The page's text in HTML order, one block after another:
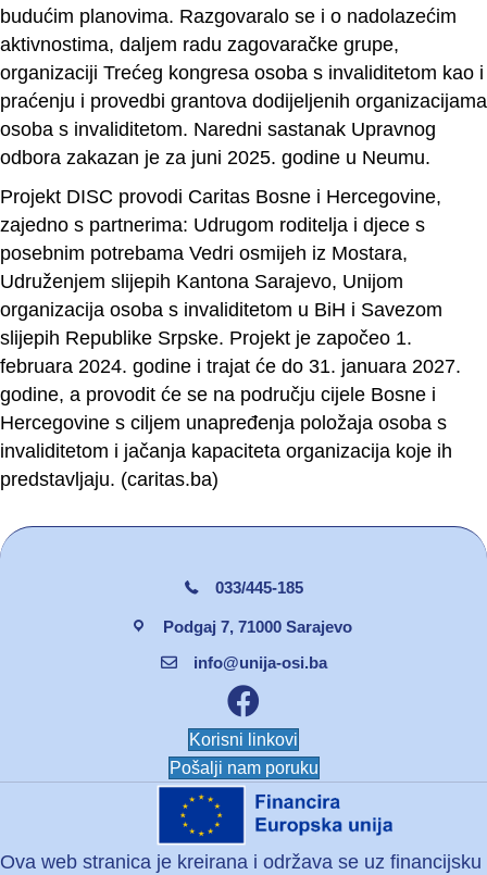
budućim planovima. Razgovaralo se i o nadolazećim
aktivnostima, daljem radu zagovaračke grupe,
organizaciji Trećeg kongresa osoba s invaliditetom kao i
praćenju i provedbi grantova dodijeljenih organizacijama
osoba s invaliditetom. Naredni sastanak Upravnog
odbora zakazan je za juni 2025. godine u Neumu.
Projekt DISC provodi Caritas Bosne i Hercegovine,
zajedno s partnerima: Udrugom roditelja i djece s
posebnim potrebama Vedri osmijeh iz Mostara,
Udruženjem slijepih Kantona Sarajevo, Unijom
organizacija osoba s invaliditetom u BiH i Savezom
slijepih Republike Srpske. Projekt je započeo 1.
februara 2024. godine i trajat će do 31. januara 2027.
godine, a provodit će se na području cijele Bosne i
Hercegovine s ciljem unapređenja položaja osoba s
invaliditetom i jačanja kapaciteta organizacija koje ih
predstavljaju. (caritas.ba)
033/445-185
Podgaj 7, 71000 Sarajevo
info@unija-osi.ba
Facebook unija osi
Korisni linkovi
Pošalji nam poruku
Ova web stranica je kreirana i održava se uz financijsku